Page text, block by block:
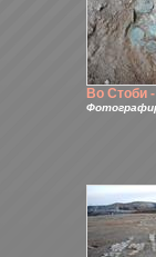
Во Стоби